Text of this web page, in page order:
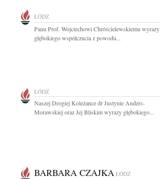
ŁÓDŹ
Panu Prof. Wojciechowi Chróścielewskiemu wyrazy
głębokiego współczucia z powodu...
ŁÓDŹ
Naszej Drogiej Koleżance dr Justynie Anders-
Morawskiej oraz Jej Bliskim wyrazy głębokiego...
BARBARA CZAJKA ŁÓDŹ